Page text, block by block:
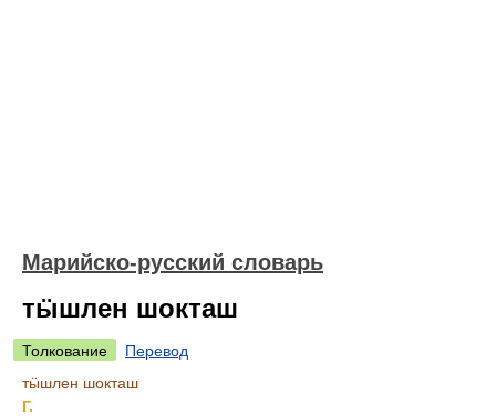
Марийско-русский словарь
тӹшлен шокташ
Толкование
Перевод
тӹшлен шокташ
Г.